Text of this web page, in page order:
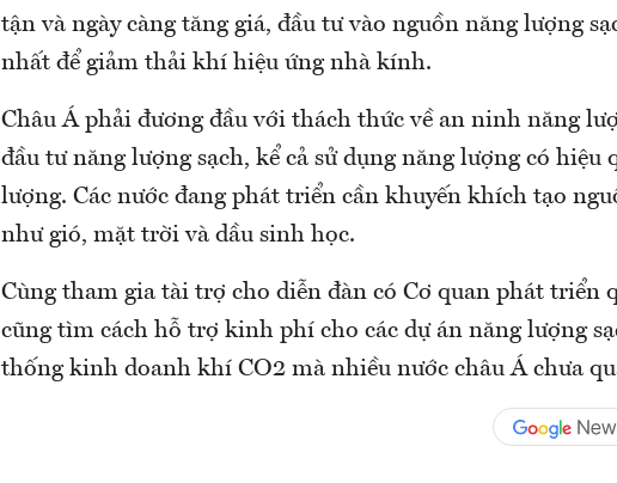
tận và ngày càng tăng giá, đầu tư vào nguồn năng lượng
nhất để giảm thải khí hiệu ứng nhà kính.
Châu Á phải đương đầu với thách thức về an ninh năng
đầu tư năng lượng sạch, kể cả sử dụng năng lượng có hiệu
lượng. Các nước đang phát triển cần khuyến khích tạo
như gió, mặt trời và dầu sinh học.
Cùng tham gia tài trợ cho diễn đàn có Cơ quan phát triển
cũng tìm cách hỗ trợ kinh phí cho các dự án năng lượng
thống kinh doanh khí CO2 mà nhiều nước châu Á chưa